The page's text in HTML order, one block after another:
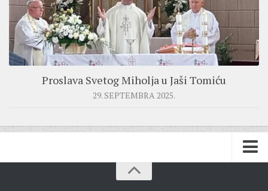
Proslava Svetog Miholja u Jaši Tomiću
29. SEPTEMBRA 2025.